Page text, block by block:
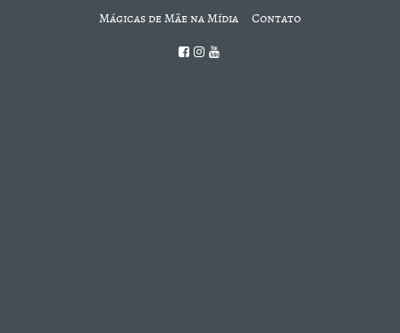
Mágicas de Mãe na Mídia Contato